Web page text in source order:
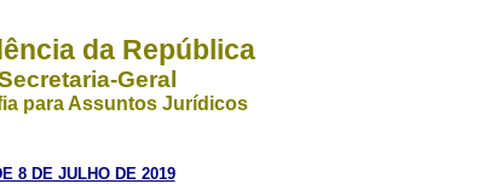
da República
Geral
para Assuntos Jurídicos
8 DE JULHO DE 2019